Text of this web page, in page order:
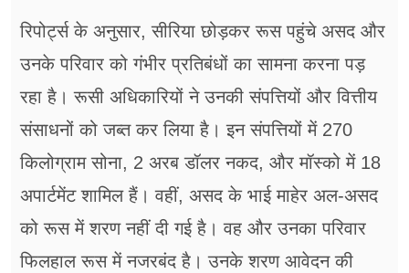
रिपोर्ट्स के अनुसार, सीरिया छोड़कर रूस पहुंचे असद और
उनके परिवार को गंभीर प्रतिबंधों का सामना करना पड़
रहा है। रूसी अधिकारियों ने उनकी संपत्तियों और वित्तीय
संसाधनों को जब्त कर लिया है। इन संपत्तियों में 270
किलोग्राम सोना, 2 अरब डॉलर नकद, और मॉस्को में 18
अपार्टमेंट शामिल हैं। वहीं, असद के भाई माहेर अल-असद
को रूस में शरण नहीं दी गई है। वह और उनका परिवार
फिलहाल रूस में नजरबंद है। उनके शरण आवेदन की